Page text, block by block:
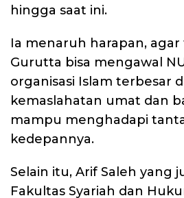
hingga saat ini.
Ia menaruh harapan,
Gurutta bisa mengawal
organisasi Islam terbesar
kemaslahatan umat dan
mampu menghadapi
kedepannya.
Selain itu, Arif Saleh yang
Fakultas Syariah dan